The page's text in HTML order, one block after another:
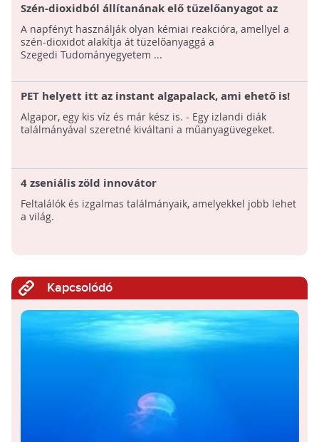
Szén-dioxidból állítanának elő tüzelőanyagot az
SZTE kutatói
A napfényt használják olyan kémiai reakcióra, amellyel a
szén-dioxidot alakítja át tüzelőanyaggá a
Szegedi Tudományegyetem ...
PET helyett itt az instant algapalack, ami ehető is!
Algapor, egy kis víz és már kész is. - Egy izlandi diák
találmányával szeretné kiváltani a műanyagüvegeket.
4 zseniális zöld innovátor
Feltalálók és izgalmas találmányaik, amelyekkel jobb lehet
a világ.
Kapcsolódó